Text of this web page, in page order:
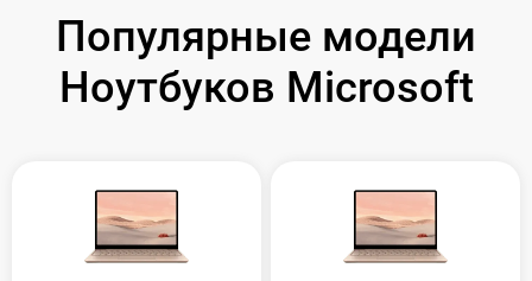
Популярные модели
Ноутбуков Microsoft